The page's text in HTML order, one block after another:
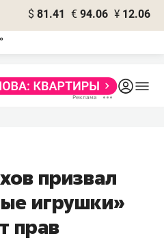
$ 81.41 € 94.06 ¥ 12.06
призвал
игрушки»
прав